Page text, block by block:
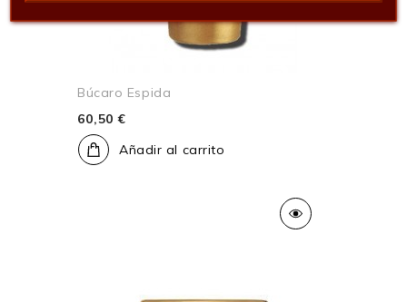
Búcaro Espida
60,50 €
Añadir al carrito